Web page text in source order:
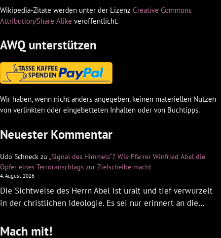
Wikipedia-Zitate werden unter der Lizenz Creative Commons
Attribution/Share Alike veröffentlicht.
AWQ unterstützen
Wir haben, wenn nicht anders angegeben, keinen materiellen Nutzen
von verlinkten oder eingebetteten Inhalten oder von Buchtipps.
Neuester Kommentar
Udo Schneck zu „Signal des Himmels“? Wie Pfarrer Winfried Abel die
Opfer eines Terroranschlags zur Zielscheibe macht
4. August 2026
Die Sichtweise des Herrn Abel ist uralt und tief verwurzelt
in der christlichen Ideologie. Es sei nur erinnert an die…
Mach mit!